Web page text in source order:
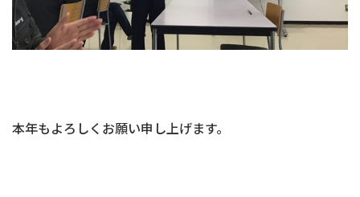
本年もよろしくお願い申し上げます。